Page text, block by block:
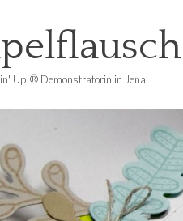
Up!® Demonstratorin in Jena